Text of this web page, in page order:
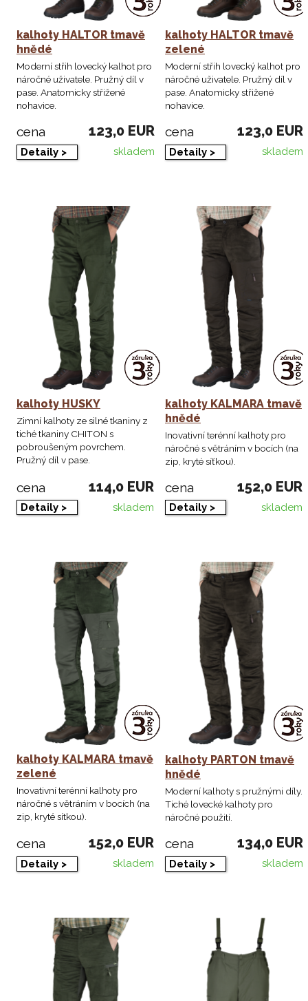
kalhoty HALTOR tmavě
hnědé
Moderní střih lovecký kalhot pro
náročné uživatele. Pružný díl v
pase. Anatomicky střižené
nohavice.
cena 123,0 EUR
Detaily > skladem
kalhoty HALTOR tmavě
zelené
Moderní střih lovecký kalhot pro
náročné uživatele. Pružný díl v
pase. Anatomicky střižené
nohavice.
cena 123,0 EUR
Detaily > skladem
kalhoty HUSKY
Zimní kalhoty ze silné tkaniny z
tiché tkaniny CHITON s
pobroušeným povrchem.
Pružný díl v pase.
cena 114,0 EUR
Detaily > skladem
kalhoty KALMARA tmavě
hnědé
Inovativní terénní kalhoty pro
náročné s větráním v bocích (na
zip, kryté síťkou).
cena 152,0 EUR
Detaily > skladem
kalhoty KALMARA tmavě
zelené
Inovativní terénní kalhoty pro
náročné s větráním v bocích (na
zip, kryté sítkou).
cena 152,0 EUR
Detaily > skladem
kalhoty PARTON tmavě
hnědé
Moderní kalhoty s pružnými díly.
Tiché lovecké kalhoty pro
náročné použití.
cena 134,0 EUR
Detaily > skladem